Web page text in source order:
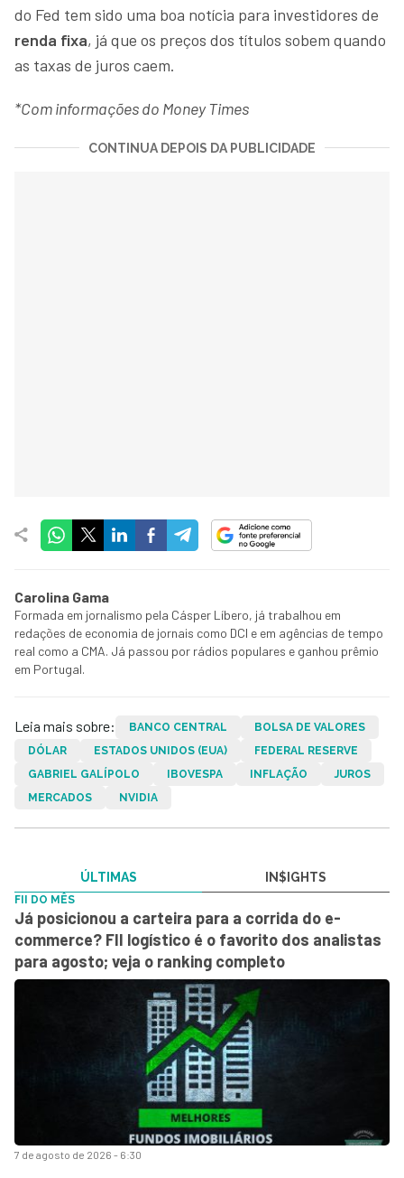
do Fed tem sido uma boa notícia para investidores de
renda fixa, já que os preços dos títulos sobem quando
as taxas de juros caem.
*Com informações do Money Times
CONTINUA DEPOIS DA PUBLICIDADE
Carolina Gama
Formada em jornalismo pela Cásper Líbero, já trabalhou em
redações de economia de jornais como DCI e em agências de tempo
real como a CMA. Já passou por rádios populares e ganhou prêmio
em Portugal.
Leia mais sobre: BANCO CENTRAL
BOLSA DE VALORES
DÓLAR
ESTADOS UNIDOS (EUA)
FEDERAL RESERVE
GABRIEL GALÍPOLO
IBOVESPA INFLAÇÃO
JUROS
MERCADOS
NVIDIA
ÚLTIMAS IN$IGHTS
7 de agosto de 2026 - 6:30
FII DO MÊS
Já posicionou a carteira para a corrida do e-
commerce? FII logístico é o favorito dos analistas
para agosto; veja o ranking completo